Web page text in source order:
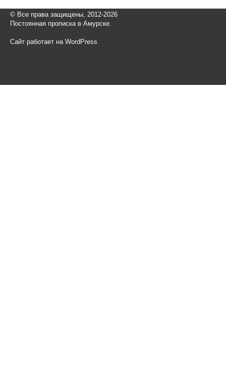
© Все права защищены, 2012-2026
Постоянная прописка в Амурске.
Сайт работает на WordPress